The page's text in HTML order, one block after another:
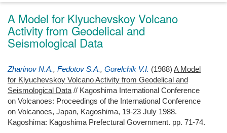
A Model for Klyuchevskoy Volcano
Activity from Geodelical and
Seismological Data
Zharinov N.A., Fedotov S.A., Gorelchik V.I. (1988) A Model
for Klyuchevskoy Volcano Activity from Geodelical and
Seismological Data // Kagoshima International Conference
on Volcanoes: Proceedings of the International Conference
on Volcanoes, Japan, Kagoshima, 19-23 July 1988.
Kagoshima: Kagoshima Prefectural Government. pp. 71-74.